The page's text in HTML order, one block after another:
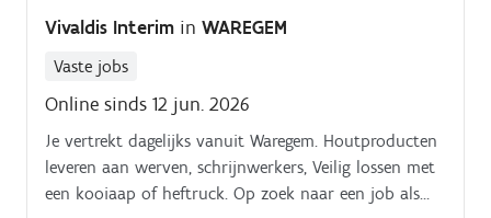
Vivaldis Interim in WAREGEM
Vaste jobs
Online sinds 12 jun. 2026
Je vertrekt dagelijks vanuit Waregem. Houtproducten
leveren aan werven, schrijnwerkers, Veilig lossen met
een kooiaap of heftruck. Op zoek naar een job als